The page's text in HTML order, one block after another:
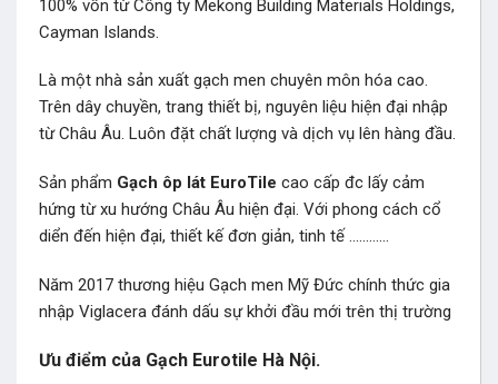
100% vốn từ Công ty Mekong Building Materials Holdings,
Cayman Islands.
Là một nhà sản xuất gạch men chuyên môn hóa cao.
Trên dây chuyền, trang thiết bị, nguyên liệu hiện đại nhập
từ Châu Âu. Luôn đặt chất lượng và dịch vụ lên hàng đầu.
Sản phẩm Gạch ôp lát EuroTile cao cấp đc lấy cảm
hứng từ xu hướng Châu Âu hiện đại. Với phong cách cổ
diển đến hiện đại, thiết kế đơn giản, tinh tế …………
Năm 2017 thương hiệu Gạch men Mỹ Đức chính thức gia
nhập Viglacera đánh dấu sự khởi đầu mới trên thị trường
Ưu điểm của Gạch Eurotile Hà Nội.